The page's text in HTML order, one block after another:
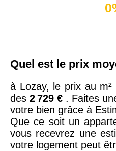
Quel est le prix
à Lozay, le prix au
des 2 729 € . Faites
votre bien grâce à
Que ce soit un
vous recevrez une
votre logement peut